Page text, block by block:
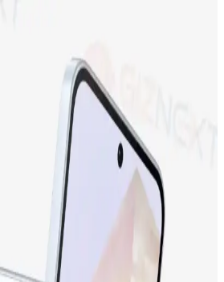
17 arasındaki fiyat farkı, teknik
zorlukları, üretim maliyetleri ve Apple'ın
Bu farkın detayları inceleniyor.
15 Plus Karşılaştırması:
Yorumları
iPhone 17 ve iPhone 15 Plus'ın
özellikleri karşılaştırılıyor,
değerlendirmeleri sunuluyor.
İncelemesi: Ekonomik Fiyatlı
Sahip Akıllı Telefon